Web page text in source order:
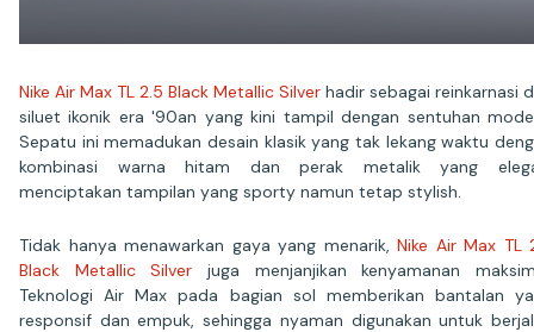
Nike Air Max TL 2.5 Black Metallic Silver hadir sebagai reinkarnasi
siluet ikonik era '90an yang kini tampil dengan sentuhan
Sepatu ini memadukan desain klasik yang tak lekang waktu
kombinasi warna hitam dan perak metalik yang
menciptakan tampilan yang sporty namun tetap stylish.
Tidak hanya menawarkan gaya yang menarik, Nike Air Max TL
Black Metallic Silver juga menjanjikan kenyamanan
Teknologi Air Max pada bagian sol memberikan bantalan
responsif dan empuk, sehingga nyaman digunakan untuk